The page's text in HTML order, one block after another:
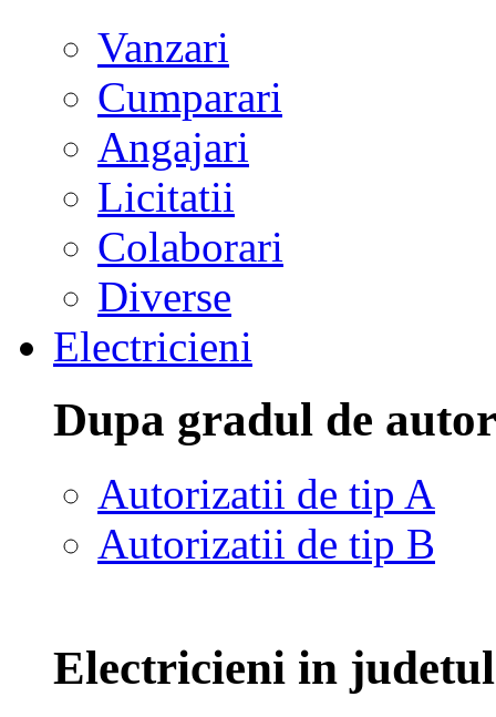
Vanzari
Cumparari
Angajari
Licitatii
Colaborari
Diverse
Electricieni
Dupa gradul de
Autorizatii de tip A
Autorizatii de tip B
Electricieni in